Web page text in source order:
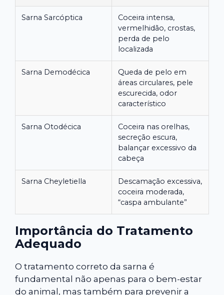
Sarna Sarcóptica
Coceira intensa,
vermelhidão, crostas,
perda de pelo
localizada
Sarna Demodécica
Queda de pelo em
áreas circulares, pele
escurecida, odor
característico
Sarna Otodécica
Coceira nas orelhas,
secreção escura,
balançar excessivo da
cabeça
Sarna Cheyletiella
Descamação excessiva,
coceira moderada,
“caspa ambulante”
Importância do Tratamento
Adequado
O tratamento correto da sarna é
fundamental não apenas para o bem-estar
do animal, mas também para prevenir a